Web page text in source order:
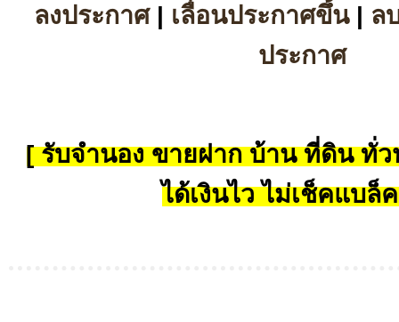
ลงประกาศ| เลื่อนประกาศขึ้น| ล
ประกาศ
[ รับจำนอง ขายฝาก บ้าน ที่ดิน ทั่ว
ได้เงินไว ไม่เช็คแบล็